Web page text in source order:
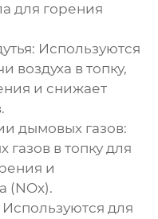
для горения
Используются
воздуха в топку,
и снижает
дымовых газов:
в топку для
и
(NOx).
Используются для